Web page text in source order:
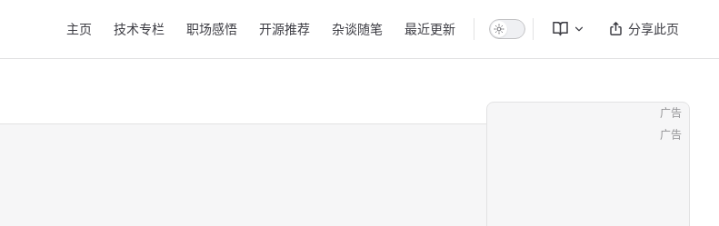
主页 技术专栏 职场感悟 开源推荐 杂谈随笔 最近更新 分享此页
广告
广告